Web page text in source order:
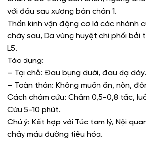
với đầu sau xương bàn chân 1.
Thần kinh vận động cơ là các nhánh
chày sau, Da vùng huyệt chi phối bởi
L5.
Tác dụng:
– Tại chỗ: Đau bụng dưới, đau dạ dày.
– Toàn thân: Không muốn ăn, nôn,
Cách châm cứu: Châm 0,5-0,8 tấc,
Cứu 5-10 phút.
Chú ý: Kết hợp với Túc tam lý, Nội
chảy máu đường tiêu hóa.